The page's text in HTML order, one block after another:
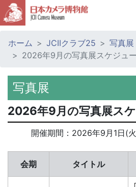
ホーム JCIIクラブ25
写真展
2026年9月の写真展スケジュ
写真展
2026年9月の写真展ス
開催期間： 2026年9月1日(
会期 タイトル